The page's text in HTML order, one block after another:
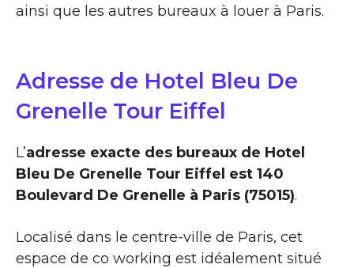
ainsi que les autres bureaux à louer à Paris.
Adresse de Hotel Bleu De
Grenelle Tour Eiffel
L’adresse exacte des bureaux de Hotel
Bleu De Grenelle Tour Eiffel est 140
Boulevard De Grenelle à Paris (75015).
Localisé dans le centre-ville de Paris, cet
espace de co working est idéalement situé